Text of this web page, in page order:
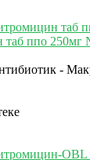
таб ппо 250мг
-